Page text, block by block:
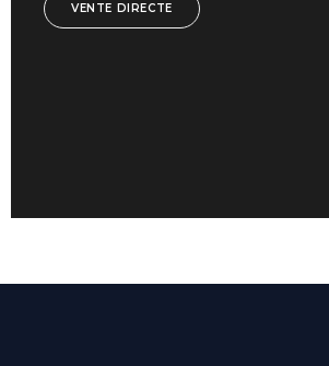
VENTE DIRECTE